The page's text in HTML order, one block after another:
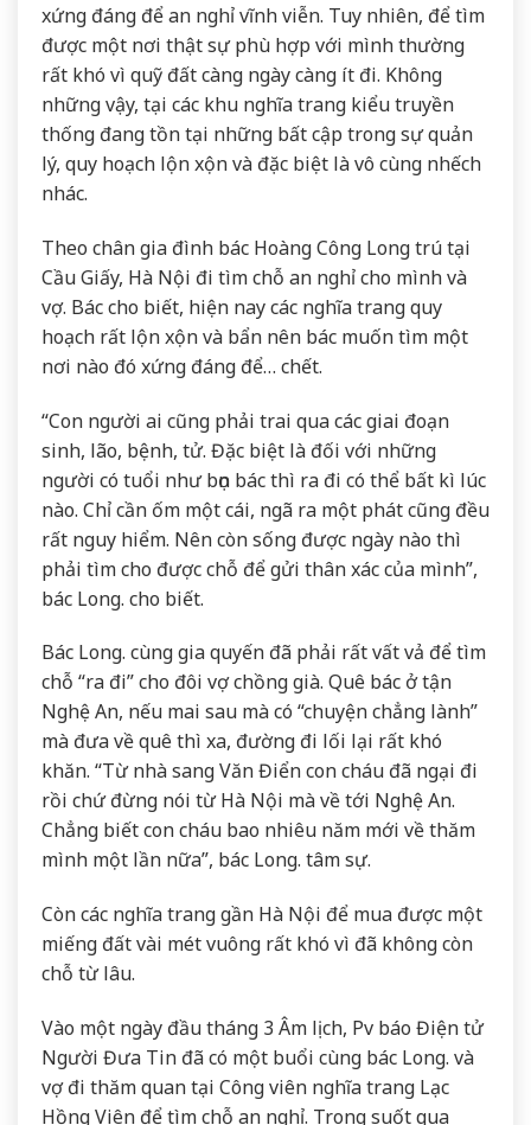
xứng đáng để an nghỉ vĩnh viễn. Tuy nhiên, để tìm
được một nơi thật sự phù hợp với mình thường
rất khó vì quỹ đất càng ngày càng ít đi. Không
những vậy, tại các khu nghĩa trang kiểu truyền
thống đang tồn tại những bất cập trong sự quản
lý, quy hoạch lộn xộn và đặc biệt là vô cùng nhếch
nhác.
Theo chân gia đình bác Hoàng Công Long trú tại
Cầu Giấy, Hà Nội đi tìm chỗ an nghỉ cho mình và
vợ. Bác cho biết, hiện nay các nghĩa trang quy
hoạch rất lộn xộn và bẩn nên bác muốn tìm một
nơi nào đó xứng đáng để… chết.
“Con người ai cũng phải trai qua các giai đoạn
sinh, lão, bệnh, tử. Đặc biệt là đối với những
người có tuổi như bọn bác thì ra đi có thể bất kì lúc
nào. Chỉ cần ốm một cái, ngã ra một phát cũng đều
rất nguy hiểm. Nên còn sống được ngày nào thì
phải tìm cho được chỗ để gửi thân xác của mình”,
bác Long. cho biết.
Bác Long. cùng gia quyến đã phải rất vất vả để tìm
chỗ “ra đi” cho đôi vợ chồng già. Quê bác ở tận
Nghệ An, nếu mai sau mà có “chuyện chẳng lành”
mà đưa về quê thì xa, đường đi lối lại rất khó
khăn. “Từ nhà sang Văn Điển con cháu đã ngại đi
rồi chứ đừng nói từ Hà Nội mà về tới Nghệ An.
Chẳng biết con cháu bao nhiêu năm mới về thăm
mình một lần nữa”, bác Long. tâm sự.
Còn các nghĩa trang gần Hà Nội để mua được một
miếng đất vài mét vuông rất khó vì đã không còn
chỗ từ lâu.
Vào một ngày đầu tháng 3 Âm lịch, Pv báo Điện tử
Người Đưa Tin đã có một buổi cùng bác Long. và
vợ đi thăm quan tại Công viên nghĩa trang Lạc
Hồng Viên để tìm chỗ an nghỉ. Trong suốt qua